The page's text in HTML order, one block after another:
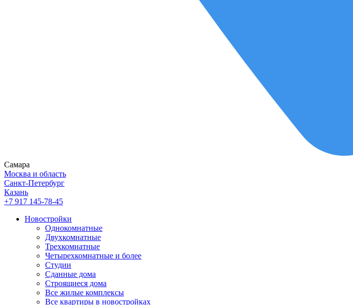
Самара
Москва и область
Санкт-Петербург
Казань
+7 917 145-78-45
Новостройки
Однокомнатные
Двухкомнатные
Трехкомнатные
Четырехкомнатные и более
Студии
Сданные дома
Строящиеся дома
Все жилые комплексы
Все квартиры в новостройках